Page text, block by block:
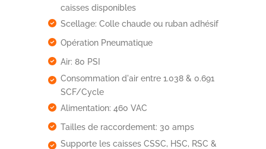
caisses disponibles
Scellage: Colle chaude ou ruban adhésif
Opération Pneumatique
Air: 80 PSI
Consommation d'air entre 1.038 & 0.691
SCF/Cycle
Alimentation: 460 VAC
Tailles de raccordement: 30 amps
Supporte les caisses CSSC, HSC, RSC &